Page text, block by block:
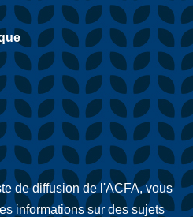
de diffusion de l'ACFA, vous
informations sur des sujets